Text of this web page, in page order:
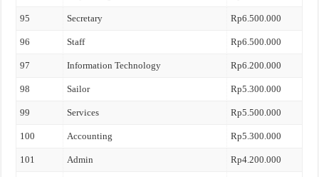
95 Secretary Rp6.500.000
96 Staff Rp6.500.000
97 Information Technology Rp6.200.000
98 Sailor Rp5.300.000
99 Services Rp5.500.000
100 Accounting Rp5.300.000
101 Admin Rp4.200.000